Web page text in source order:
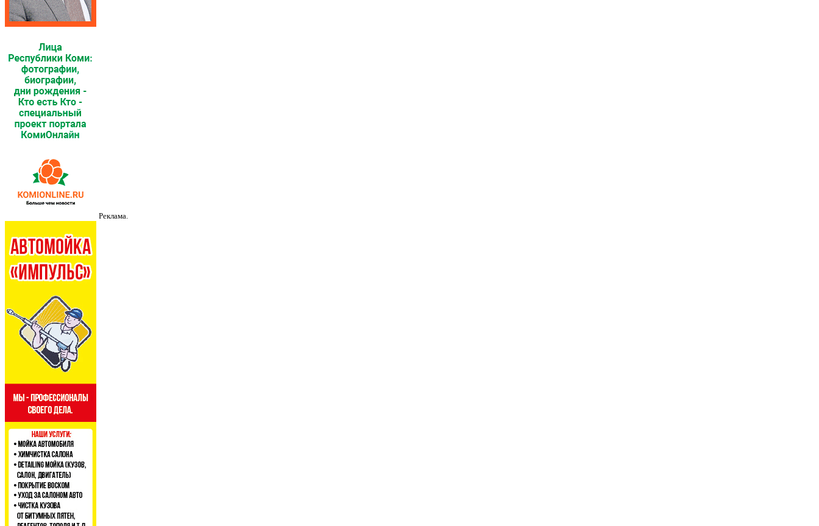
Реклама.